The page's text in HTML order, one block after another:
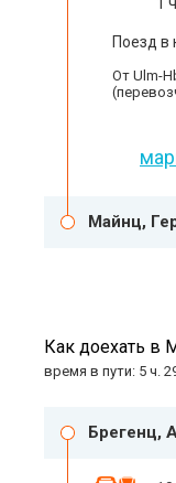
Поезд в
От Ulm-
Майнц,
Как доехать в
время в пути: 5 ч.
Брегенц,